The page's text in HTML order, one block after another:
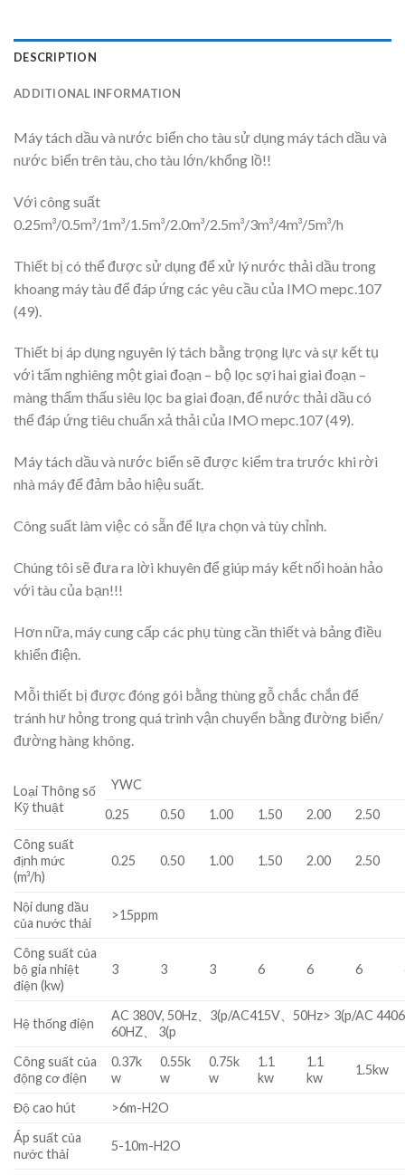
DESCRIPTION
ADDITIONAL INFORMATION
Máy tách dầu và nước biển cho tàu sử dụng máy tách dầu và
nước biển trên tàu, cho tàu lớn/khổng lồ!!
Với công suất
0.25m³/0.5m³/1m³/1.5m³/2.0m³/2.5m³/3m³/4m³/5m³/h
Thiết bị có thể được sử dụng để xử lý nước thải dầu trong
khoang máy tàu để đáp ứng các yêu cầu của IMO mepc.107
(49).
Thiết bị áp dụng nguyên lý tách bằng trọng lực và sự kết tụ
với tấm nghiêng một giai đoạn – bộ lọc sợi hai giai đoạn –
màng thẩm thấu siêu lọc ba giai đoạn, để nước thải dầu có
thể đáp ứng tiêu chuẩn xả thải của IMO mepc.107 (49).
Máy tách dầu và nước biển sẽ được kiểm tra trước khi rời
nhà máy để đảm bảo hiệu suất.
Công suất làm việc có sẵn để lựa chọn và tùy chỉnh.
Chúng tôi sẽ đưa ra lời khuyên để giúp máy kết nối hoàn hảo
với tàu của bạn!!!
Hơn nữa, máy cung cấp các phụ tùng cần thiết và bảng điều
khiển điện.
Mỗi thiết bị được đóng gói bằng thùng gỗ chắc chắn để
tránh hư hỏng trong quá trình vận chuyển bằng đường biển/
đường hàng không.
Loại Thông số
Kỹ thuật
YWC
0.25
0.50 1.00 1.50 2.00 2.50
Công suất
định mức
(m³/h)
0.25 0.50 1.00 1.50 2.00 2.50
Nội dung dầu
của nước thải
>15ppm
Công suất của
bộ gia nhiệt
điện (kw)
3 3 3 6 6 6
Hệ thống điện
AC 380V, 50Hz、3(p/AC415V、50Hz> 3(p/AC
60HZ、 3(p
Công suất của
động cơ điện
0.37k
w
0.55k
w
0.75k
w
1.1
kw
1.1
kw
1.5kw
Độ cao hút
>6m-H2O
Áp suất của
nước thải
5-10m-H2O